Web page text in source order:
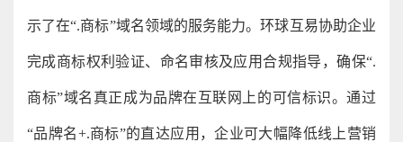
示了在“.商标”域名领域的服务能力。环球互易协助企业
完成商标权利验证、命名审核及应用合规指导，确保“.
商标”域名真正成为品牌在互联网上的可信标识。通过
“品牌名+.商标”的直达应用，企业可大幅降低线上营销